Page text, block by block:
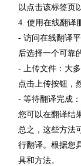
以点击该标签页
4. 使用在线翻译
- 访问在线翻译
后选择一个可靠
- 上传文件：大
点击上传按钮，
- 等待翻译完成
您可以在翻译结
总之，这些方法
行翻译。根据您
具和方法。